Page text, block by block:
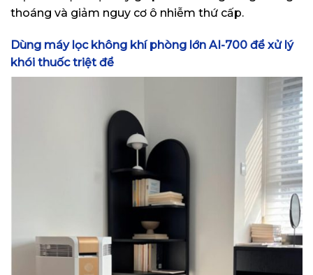
thoáng và giảm nguy cơ ô nhiễm thứ cấp.
Dùng máy lọc không khí phòng lớn AI-700 để xử lý
khói thuốc triệt để